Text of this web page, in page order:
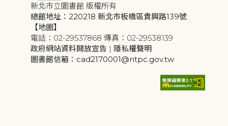
新北市立圖書館 版權所有
總館地址：220218 新北市板橋區貴興路139號
【地圖】
電話：02-29537868 傳真：02-29538139
政府網站資料開放宣告 | 隱私權聲明
圖書館信箱：cad2170001@ntpc.gov.tw